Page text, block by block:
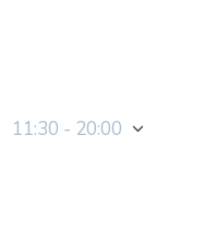
11:30 - 20:00